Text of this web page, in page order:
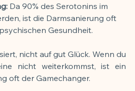
Da 90% des Serotonins im
ist die Darmsanierung oft
Gesundheit.
nicht auf gut Glück. Wenn du
nicht weiterkommst, ist ein
oft der Gamechanger.